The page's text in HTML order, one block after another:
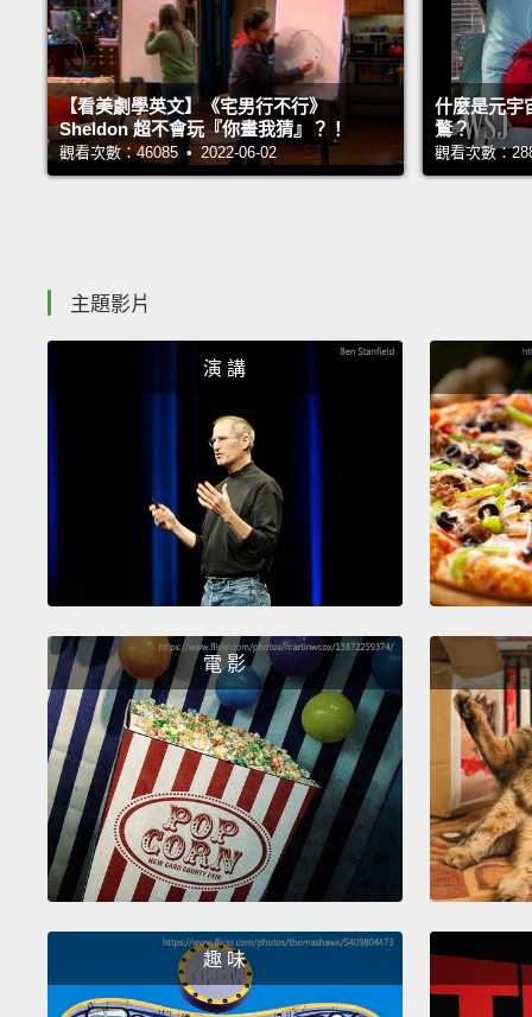
【看美劇學英文】《宅男行不行》
Sheldon 超不會玩『你畫我猜』？！
觀看次數：46085 • 2022-06-02
什麼是元宇
鶩？
觀看次數：
主題影片
演 講
電 影
趣 味